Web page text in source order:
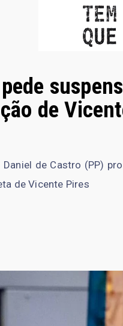
de
de Castro (PP)
de Vicente Pires